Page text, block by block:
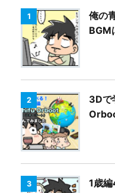
1
俺の
BGM
2
3Dで
3 1歳